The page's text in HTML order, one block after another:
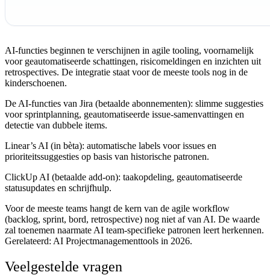
AI-functies beginnen te verschijnen in agile tooling, voornamelijk
voor geautomatiseerde schattingen, risicomeldingen en inzichten uit
retrospectives. De integratie staat voor de meeste tools nog in de
kinderschoenen.
De AI-functies van Jira (betaalde abonnementen): slimme suggesties
voor sprintplanning, geautomatiseerde issue-samenvattingen en
detectie van dubbele items.
Linear’s AI (in bèta): automatische labels voor issues en
prioriteitssuggesties op basis van historische patronen.
ClickUp AI (betaalde add-on): taakopdeling, geautomatiseerde
statusupdates en schrijfhulp.
Voor de meeste teams hangt de kern van de agile workflow
(backlog, sprint, bord, retrospective) nog niet af van AI. De waarde
zal toenemen naarmate AI team-specifieke patronen leert herkennen.
Gerelateerd: AI Projectmanagementtools in 2026.
Veelgestelde vragen